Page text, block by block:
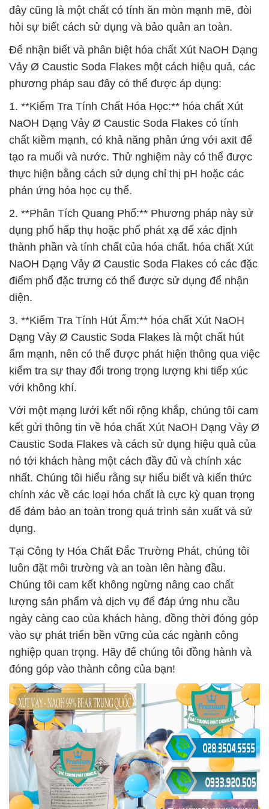
đây cũng là một chất có tính ăn mòn mạnh mẽ, đòi
hỏi sự biết cách sử dụng và bảo quản an toàn.
Để nhận biết và phân biệt hóa chất Xút NaOH Dạng
Vảy Ø Caustic Soda Flakes một cách hiệu quả, các
phương pháp sau đây có thể được áp dụng:
1. **Kiểm Tra Tính Chất Hóa Học:** hóa chất Xút
NaOH Dạng Vảy Ø Caustic Soda Flakes có tính
chất kiềm mạnh, có khả năng phản ứng với axit để
tạo ra muối và nước. Thử nghiệm này có thể được
thực hiện bằng cách sử dụng chỉ thị pH hoặc các
phản ứng hóa học cụ thể.
2. **Phân Tích Quang Phổ:** Phương pháp này sử
dụng phổ hấp thụ hoặc phổ phát xạ để xác định
thành phần và tính chất của hóa chất. hóa chất Xút
NaOH Dạng Vảy Ø Caustic Soda Flakes có các đặc
điểm phổ đặc trưng có thể được sử dụng để nhận
diện.
3. **Kiểm Tra Tính Hút Ẩm:** hóa chất Xút NaOH
Dạng Vảy Ø Caustic Soda Flakes là một chất hút
ẩm mạnh, nên có thể được phát hiện thông qua việc
kiểm tra sự thay đổi trong trọng lượng khi tiếp xúc
với không khí.
Với một mạng lưới kết nối rộng khắp, chúng tôi cam
kết gửi thông tin về hóa chất Xút NaOH Dạng Vảy Ø
Caustic Soda Flakes và cách sử dụng hiệu quả của
nó tới khách hàng một cách đầy đủ và chính xác
nhất. Chúng tôi hiểu rằng sự hiểu biết và kiến thức
chính xác về các loại hóa chất là cực kỳ quan trọng
để đảm bảo an toàn trong quá trình sản xuất và sử
dụng.
Tại Công ty Hóa Chất Đắc Trường Phát, chúng tôi
luôn đặt môi trường và an toàn lên hàng đầu.
Chúng tôi cam kết không ngừng nâng cao chất
lượng sản phẩm và dịch vụ để đáp ứng nhu cầu
ngày càng cao của khách hàng, đồng thời đóng góp
vào sự phát triển bền vững của các ngành công
nghiệp quan trọng. Hãy để chúng tôi đồng hành và
đóng góp vào thành công của bạn!